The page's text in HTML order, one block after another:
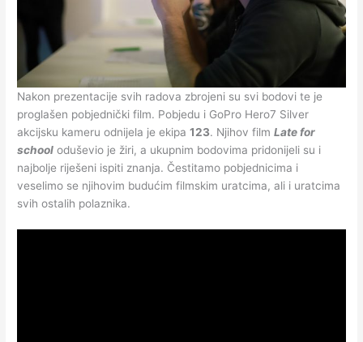
Nakon prezentacije svih radova zbrojeni su svi bodovi te je
proglašen pobjednički film. Pobjedu i GoPro Hero7 Silver
akcijsku kameru odnijela je ekipa123. Njihov filmLate for
school oduševio je žiri, a ukupnim bodovima pridonijeli su i
najbolje riješeni ispiti znanja. Čestitamo pobjednicima i
veselimo se njihovim budućim filmskim uratcima, ali i uratcima
svih ostalih polaznika.